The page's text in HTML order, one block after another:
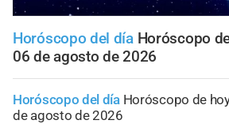
Horóscopo del día Horóscopo
06 de agosto de 2026
Horóscopo del día Horóscopo de
de agosto de 2026